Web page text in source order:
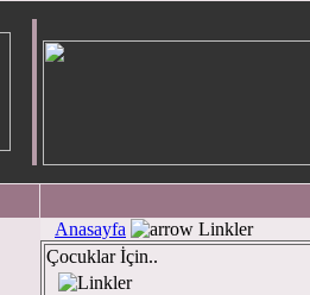
Anasayfa
Linkler
Çocuklar İçin..